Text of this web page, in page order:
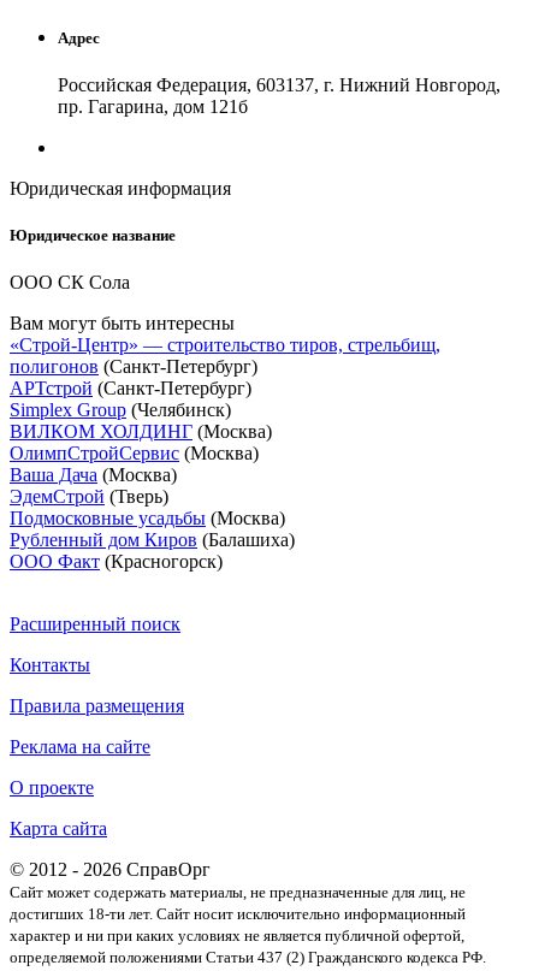
Адрес
Российская Федерация, 603137, г. Нижний Новгород,
пр. Гагарина, дом 121б
Юридическая информация
Юридическое название
ООО СК Сола
Вам могут быть интересны
«Строй-Центр» — строительство тиров, стрельбищ,
полигонов (Санкт-Петербург)
АРТстрой (Санкт-Петербург)
Simplex Group (Челябинск)
ВИЛКОМ ХОЛДИНГ (Москва)
ОлимпСтройСервис (Москва)
Ваша Дача (Москва)
ЭдемСтрой (Тверь)
Подмосковные усадьбы (Москва)
Рубленный дом Киров (Балашиха)
ООО Факт (Красногорск)
Расширенный поиск
Контакты
Правила размещения
Реклама на сайте
О проекте
Карта сайта
© 2012 - 2026 СправОрг
Сайт может содержать материалы, не предназначенные для лиц, не
достигших 18-ти лет. Cайт носит исключительно информационный
характер и ни при каких условиях не является публичной офертой,
определяемой положениями Статьи 437 (2) Гражданского кодекса РФ.